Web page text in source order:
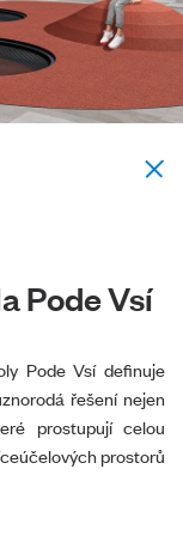
Pode Vsí
Pode Vsí definuje
řešení nejen
prostupují celou
prostorů